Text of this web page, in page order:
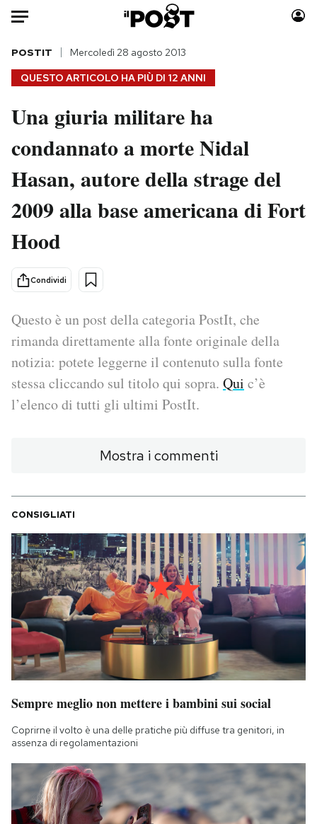
Auto
HOME
Italia
Politica
Tecnologia
Scienza
Cultura
Sport
Moda
Consumismi
Storie/Idee
Media
PODCAST
NEWSLETTER
CALENDARIO
AREA PERSONALE
Area Personale
Newsletter
Notifiche mobile
Regala il Post
Hai bisogno di aiuto?
Esci
QUESTO ARTICOLO HA PIÙ DI 12 ANNI
POSTIT Mercoledì 28 agosto 2013
Una giuria militare ha
condannato a morte Nidal
Hasan, autore della strage del
2009 alla base americana di Fort
Hood
Condividi
Questo è un post della categoria PostIt, che
rimanda direttamente alla fonte originale della
notizia: potete leggerne il contenuto sulla fonte
stessa cliccando sul titolo qui sopra. Qui c’è
l’elenco di tutti gli ultimi PostIt.
Mostra i commenti
CONSIGLIATI
Sempre meglio non mettere i bambini sui social
Coprirne il volto è una delle pratiche più diffuse tra genitori, in
assenza di regolamentazioni